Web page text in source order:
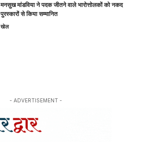
मनसुख मांडविया ने पदक जीतने वाले भारोत्तोलकों को नकद
पुरस्कारों से किया सम्मानित
खेल
- ADVERTISEMENT -